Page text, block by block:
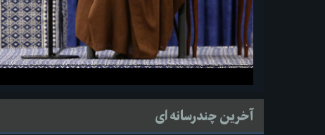
آخرین چندرسانه ای